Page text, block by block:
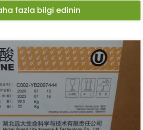
fazla bilgi edinin